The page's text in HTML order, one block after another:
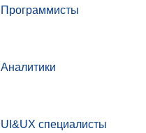
Программисты
Аналитики
UI&UX специалисты